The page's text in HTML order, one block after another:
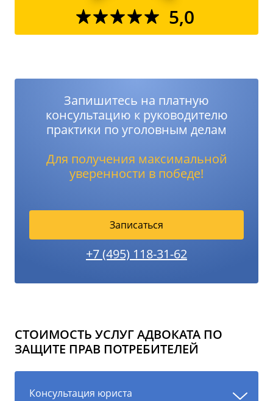
5,0
Запишитесь на платную
консультацию к руководителю
практики по уголовным делам
Для получения максимальной
уверенности в победе!
Записаться
+7 (495) 118-31-62
СТОИМОСТЬ УСЛУГ АДВОКАТА ПО
ЗАЩИТЕ ПРАВ ПОТРЕБИТЕЛЕЙ
Консультация юриста